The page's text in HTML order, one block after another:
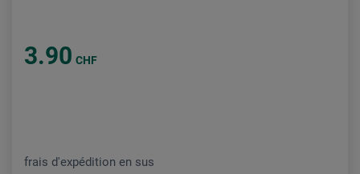
3.90 CHF
frais d'expédition en sus